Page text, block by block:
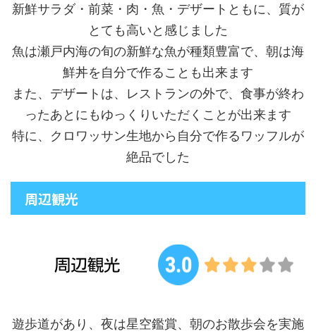
新鮮サラダ・前菜・肉・魚・デザートともに、質が
とても高いと感じました
魚は瀬戸内海の旬の新鮮な魚が種類豊富で、朝は海
鮮丼を自分で作ることも出来ます
また、デザートは、レストランの外で、食事が終わ
ったあとにもゆっくりいただくことが出来ます
特に、クロワッサン生地から自分で作るワッフルが
絶品でした
周辺観光
遊歩道があり、夜は星空鑑賞、朝のお散歩会を実施